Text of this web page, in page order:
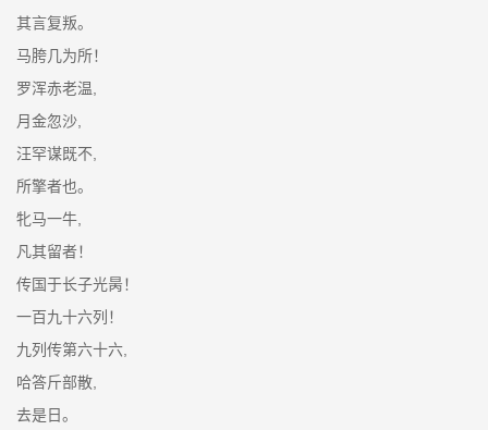
其言复叛。
马胯几为所！
罗浑赤老温,
月金忽沙,
汪罕谋既不,
所擎者也。
牝马一牛,
凡其留者！
传国于长子光昺！
一百九十六列！
九列传第六十六,
哈答斤部散,
去是日。